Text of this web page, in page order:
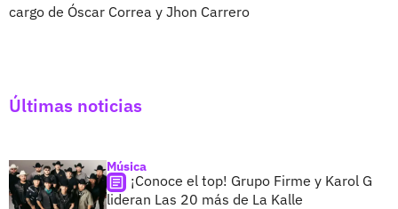
cargo de Óscar Correa y Jhon Carrero
Últimas noticias
Música
¡Conoce el top! Grupo Firme y Karol G
lideran Las 20 más de La Kalle